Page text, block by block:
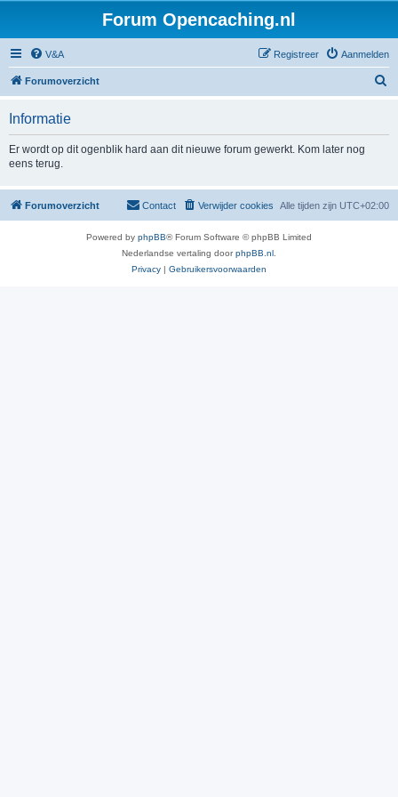
Forum Opencaching.nl
V&A Aanmelden
Registreer
Forumoverzicht
Informatie
Er wordt op dit ogenblik hard aan dit nieuwe forum gewerkt. Kom later nog
eens terug.
Forumoverzicht Alle tijden zijn UTC+02:00
Verwijder cookies
Contact
Powered by phpBB® Forum Software © phpBB Limited
Nederlandse vertaling doorphpBB.nl
Privacy | Gebruikersvoorwaarden